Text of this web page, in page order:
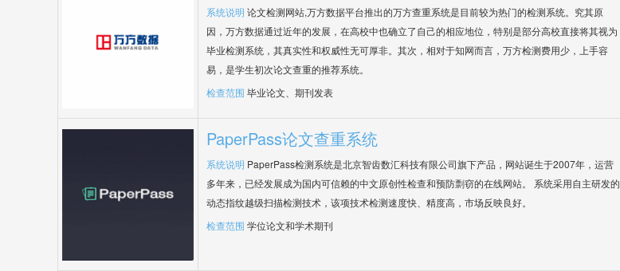
系统说明 论文检测网站,万方数据平台推出的万方查重系统是目前较为热门的检测系统。究其原
因，万方数据通过近年的发展，在高校中也确立了自己的相应地位，特别是部分高校直接将其视为
毕业检测系统，其真实性和权威性无可厚非。其次，相对于知网而言，万方检测费用少，上手容
易，是学生初次论文查重的推荐系统。
检查范围 毕业论文、期刊发表
PaperPass论文查重系统
系统说明 PaperPass检测系统是北京智齿数汇科技有限公司旗下产品，网站诞生于2007年，运营
多年来，已经发展成为国内可信赖的中文原创性检查和预防剽窃的在线网站。 系统采用自主研发的
动态指纹越级扫描检测技术，该项技术检测速度快、精度高，市场反映良好。
检查范围 学位论文和学术期刊